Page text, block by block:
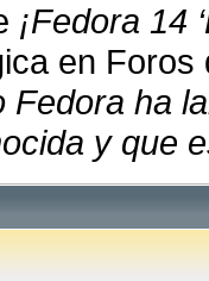
¡Fedora 14
en
Fedora ha
y que